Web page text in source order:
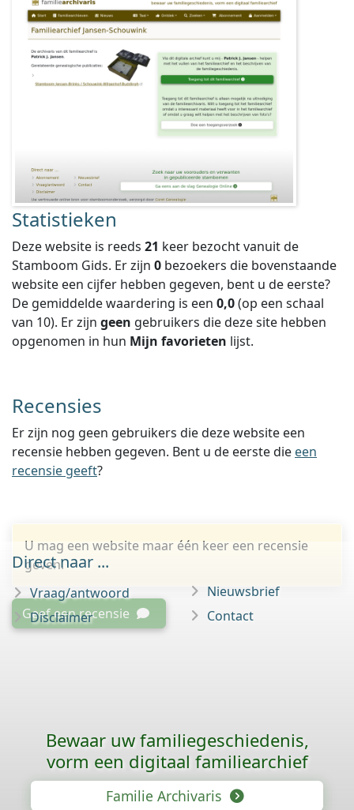
Statistieken
Deze website is reeds 21 keer bezocht vanuit de
Stamboom Gids. Er zijn 0 bezoekers die bovenstaande
website een cijfer hebben gegeven, bent u de eerste?
De gemiddelde waardering is een 0,0(op een schaal
van 10). Er zijn geen gebruikers die deze site hebben
opgenomen in hun Mijn favorieten lijst.
Recensies
Er zijn nog geen gebruikers die deze website een
recensie hebben gegeven. Bent u de eerste die een
recensie geeft?
U mag een website maar één keer een recensie
geven.
Geef een recensie
Direct naar ...
Vraag/antwoord
Disclaimer
Nieuwsbrief
Contact
Bewaar uw familie­geschiedenis,
vorm een digitaal familiearchief
Familie Archivaris